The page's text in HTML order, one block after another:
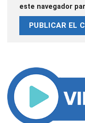
este navegador